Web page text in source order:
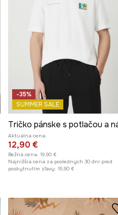
-35%
SUMMER SALE
Aktuálna cena:
12,90 €
Bežná cena: 19,90 €
Najnižšia cena za posledných 30 dní pred
poskytnutím zľavy: 19,90 €